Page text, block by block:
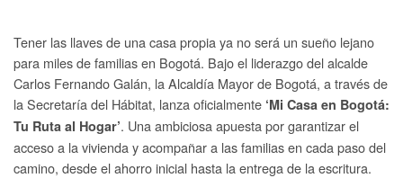
Tener las llaves de una casa propia ya no será un sueño lejano
para miles de familias en Bogotá. Bajo el liderazgo del alcalde
Carlos Fernando Galán, la Alcaldía Mayor de Bogotá, a través de
la Secretaría del Hábitat, lanza oficialmente ‘Mi Casa en Bogotá:
Tu Ruta al Hogar’. Una ambiciosa apuesta por garantizar el
acceso a la vivienda y acompañar a las familias en cada paso del
camino, desde el ahorro inicial hasta la entrega de la escritura.